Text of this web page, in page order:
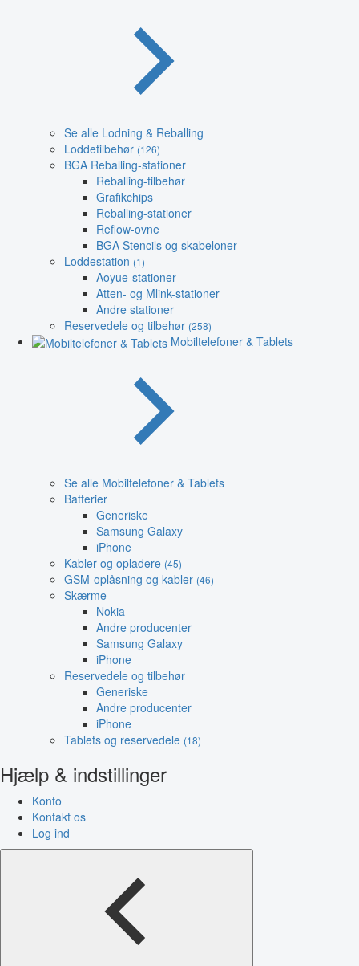
Se alle Lodning & Reballing
Loddetilbehør (126)
BGA Reballing-stationer
Reballing-tilbehør
Grafikchips
Reballing-stationer
Reflow-ovne
BGA Stencils og skabeloner
Loddestation (1)
Aoyue-stationer
Atten- og Mlink-stationer
Andre stationer
Reservedele og tilbehør (258)
Mobiltelefoner & Tablets
Se alle Mobiltelefoner & Tablets
Batterier
Generiske
Samsung Galaxy
iPhone
Kabler og opladere (45)
GSM-oplåsning og kabler (46)
Skærme
Nokia
Andre producenter
Samsung Galaxy
iPhone
Reservedele og tilbehør
Generiske
Andre producenter
iPhone
Tablets og reservedele (18)
Hjælp & indstillinger
Konto
Kontakt os
Log ind